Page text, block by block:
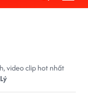
video clip hot nhất